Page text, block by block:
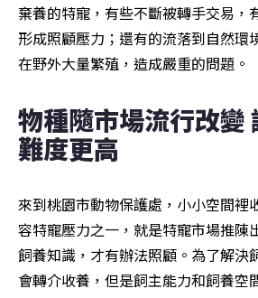
棄養的特寵，有些不斷被轉手交易，
形成照顧壓力；還有的流落到自然環
在野外大量繁殖，造成嚴重的問題。
物種隨市場流行改變
難度更高
來到桃園市動物保護處，小小空間裡
容特寵壓力之一，就是特寵市場推陳
飼養知識，才有辦法照顧。為了解決
會轉介收養，但是飼主能力和飼養空